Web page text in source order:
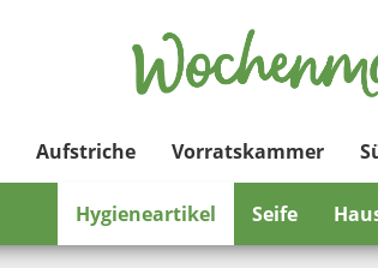
Aufstriche Vorratskammer
Hygieneartikel Seife